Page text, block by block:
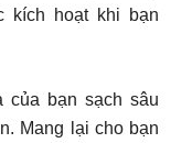
kích hoạt khi bạn
của bạn sạch sâu
Mang lại cho bạn